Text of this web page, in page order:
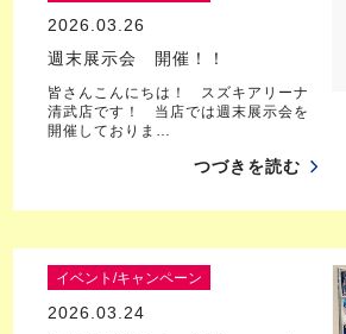
2026.03.26
週末展示会 開催！！
皆さんこんにちは！ スズキアリーナ
清武店です！ 当店では週末展示会を
開催しておりま…
つづきを読む
イベント/キャンペーン
2026.03.24